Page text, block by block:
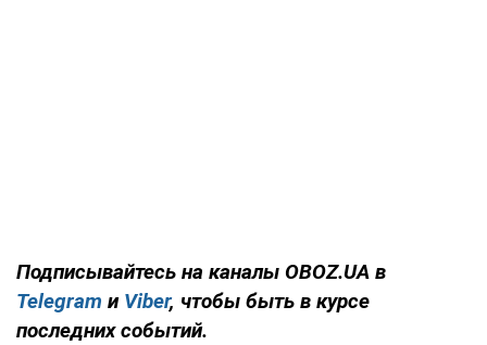
Подписывайтесь на каналы OBOZ.UA в
Telegram и Viber, чтобы быть в курсе
последних событий.